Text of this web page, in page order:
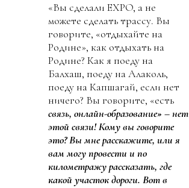
«Вы сделали EXPO, а не
можете сделать трассу. Вы
говорите, «отдыхайте на
Родине», как отдыхать на
Родине? Как я поеду на
Балхаш, поеду на Алаколь,
поеду на Капшагай, если нет
ничего? Вы говорите, «есть
связь, онлайн-образование» – нет
этой связи! Кому вы говорите
это? Вы мне расскажите, или я
вам могу провести и по
километражу рассказать, где
какой участок дороги. Вот в